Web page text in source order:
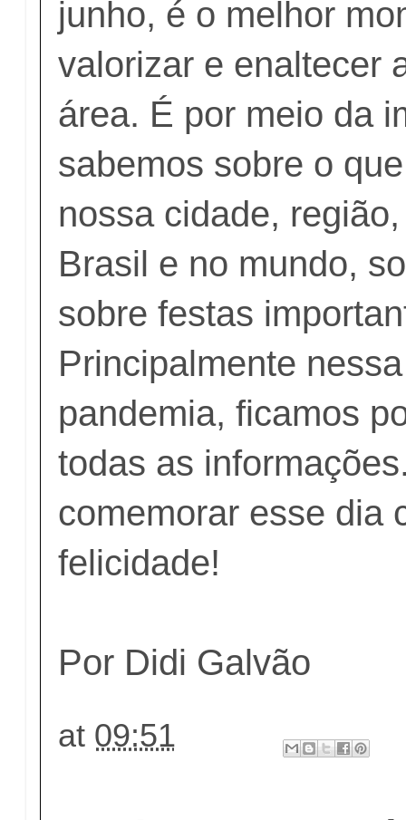
junho, é o melhor
valorizar e enaltecer
área. É por meio da
sabemos sobre o
nossa cidade,
Brasil e no mundo,
sobre festas
Principalmente
pandemia, ficamos
todas as
comemorar esse dia
felicidade!
Por Didi Galvão
at 09:51